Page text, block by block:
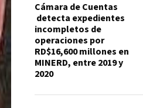
Cámara de Cuentas
detecta expedientes
incompletos de
operaciones por
RD$16,600 millones en
MINERD, entre 2019 y
2020